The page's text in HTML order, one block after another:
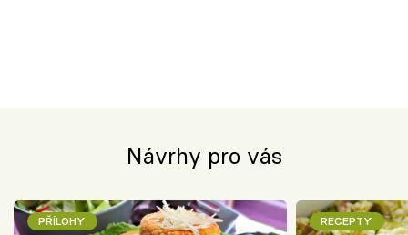
Návrhy pro vás
PŘÍLOHY RECEPTY